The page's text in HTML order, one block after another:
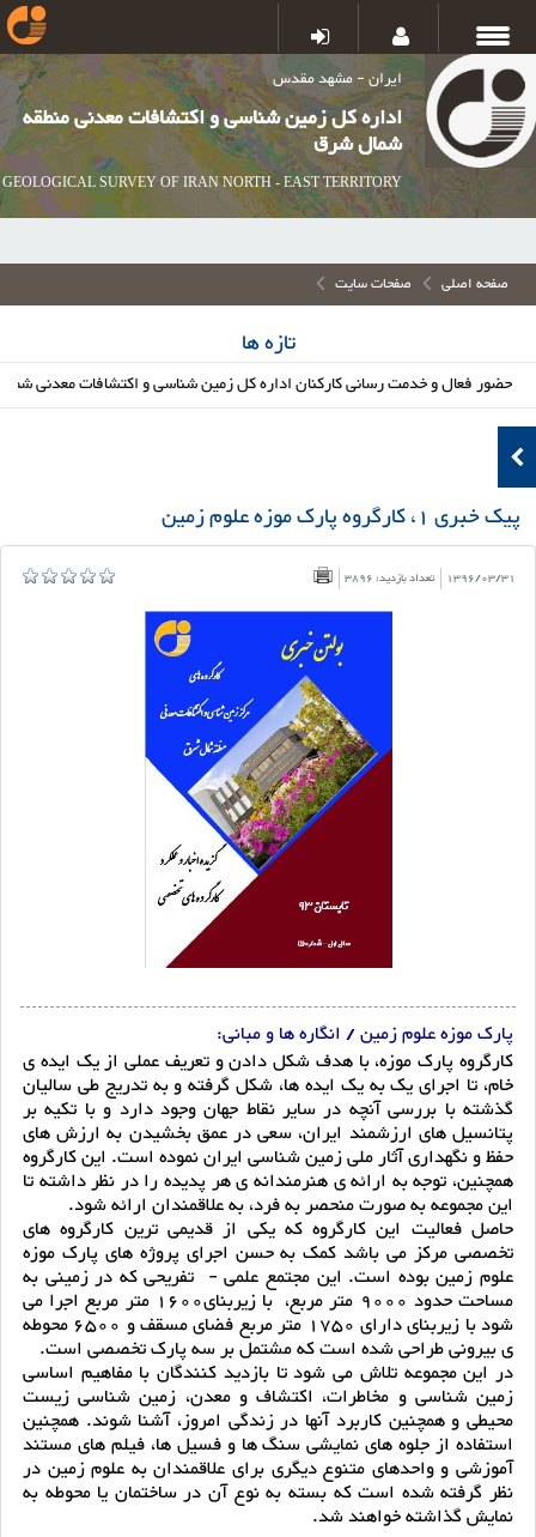
ایران - مشهد مقدس
اداره کل زمین شناسی و اکتشافات معدنی منطقه
شمال شرق
GEOLOGICAL SURVEY OF IRAN NORTH - EAST TERRITORY
صفحه اصلی صفحات سایت
تازه ها
و خدمت رسانی کارکنان اداره کل زمین شناسی و اکتشافات معدنی شمال
پیک خبری 1، کارگروه پارک موزه علوم زمین
1396/03/31 تعداد بازدید: 3896
پارک موزه علوم زمین / انگاره ها و مبانی:
کارگروه پارک موزه، ‌با هدف شکل دادن و تعریف عملی از یک ایده ی
خام، تا اجرای یک به یک ایده ها،‌ شکل گرفته و به تدریج طی سالیان
گذشته با بررسی آنچه در سایر نقاط جهان وجود دارد و با تکیه بر
پتانسیل های ارزشمند ایران،‌ سعی در عمق بخشیدن به ارزش های
حفظ و نگهداری آثار ملی زمین شناسی ایران نموده است. این کارگروه
همچنین، توجه به ارائه ی هنرمندانه ی هر پدیده را در نظر داشته تا
این مجموعه به صورت منحصر به فرد، به علاقمندان ارائه شود.
حاصل فعالیت این کارگروه که یکی از قدیمی ترین کارگروه های
تخصصی مرکز می باشد کمک به حسن اجرای پروژه های پارک موزه
علوم زمین بوده است. این مجتمع علمی - تفریحی که در زمینی به
مساحت حدود 9000 متر مربع، با زیربنای1600 متر مربع اجرا می
شود با زیربنای دارای 1750 متر مربع فضای مسقف و 6500 محوطه
ی بیرونی طراحی شده است که مشتمل بر سه پارک تخصصی است.
در این مجموعه تلاش می شود تا بازدید کنندگان با مفاهیم اساسی
زمین شناسی و مخاطرات، اکتشاف و معدن، زمین شناسی زیست
محیطی و همچنین کاربرد آنها در زندگی امروز،‌ آشنا شوند. همچنین
استفاده از جلوه های نمایشی سنگ ها و فسیل ها، فیلم های مستند
آموزشی و واحدهای متنوع دیگری برای علاقمندان به علوم زمین در
نظر گرفته شده است که بسته به نوع آن در ساختمان یا محوطه به
نمایش گذاشته خواهند شد.